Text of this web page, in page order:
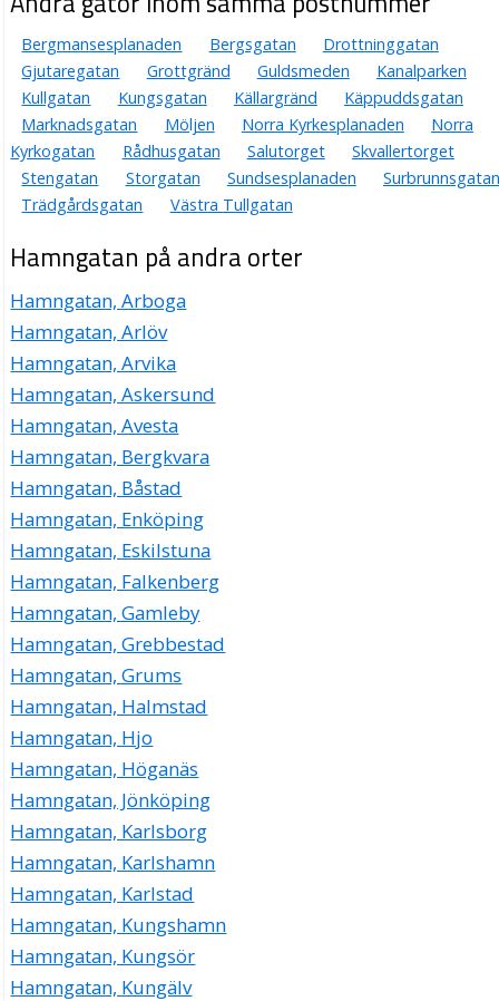
Nöjespunkten AB
Kasim Bulut
0650-96610
Hamngatan 7, 82430 Hudiksvall
Bergmansesplanaden Bergsgatan
Drottninggatan
Gjutaregatan
Grottgränd Guldsmeden
Kanalparken
Kullgatan
Kungsgatan Källargränd
Käppuddsgatan
Marknadsgatan
Möljen Norra Kyrkesplanaden
Norra
Kyrkogatan
Rådhusgatan Salutorget
Skvallertorget
Stengatan
Storgatan Sundsesplanaden
Surbrunnsgatan
Trädgårdsgatan
Västra Tullgatan
Hamngatan på andra orter
Hamngatan, Arboga
Hamngatan, Arlöv
Hamngatan, Arvika
Hamngatan, Askersund
Hamngatan, Avesta
Hamngatan, Bergkvara
Hamngatan, Båstad
Hamngatan, Enköping
Hamngatan, Eskilstuna
Hamngatan, Falkenberg
Hamngatan, Gamleby
Hamngatan, Grebbestad
Hamngatan, Grums
Hamngatan, Halmstad
Hamngatan, Hjo
Hamngatan, Höganäs
Hamngatan, Jönköping
Hamngatan, Karlsborg
Hamngatan, Karlshamn
Hamngatan, Karlstad
Hamngatan, Kungshamn
Hamngatan, Kungsör
Hamngatan, Kungälv